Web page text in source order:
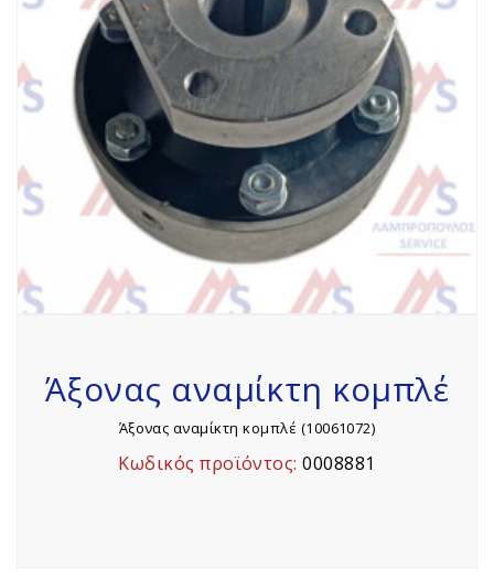
Άξονας αναμίκτη κομπλέ
Άξονας αναμίκτη κομπλέ (10061072)
Κωδικός προϊόντος:0008881